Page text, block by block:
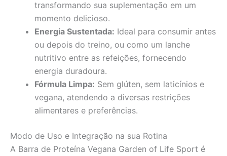
transformando sua suplementação em um
momento delicioso.
Energia Sustentada: Ideal para consumir antes
ou depois do treino, ou como um lanche
nutritivo entre as refeições, fornecendo
energia duradoura.
Fórmula Limpa: Sem glúten, sem laticínios e
vegana, atendendo a diversas restrições
alimentares e preferências.
Modo de Uso e Integração na sua Rotina
A Barra de Proteína Vegana Garden of Life Sport é